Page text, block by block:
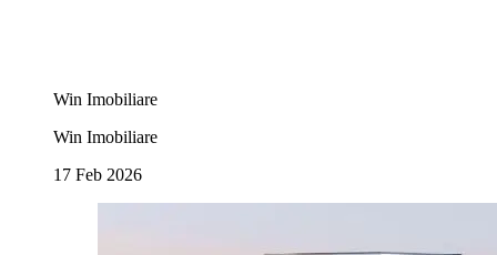
Win Imobiliare
Win Imobiliare
17 Feb 2026